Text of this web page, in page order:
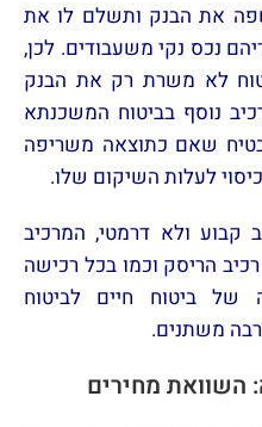
את הבנק ותשלם לו את
נכס נקי משעבודים. לכן,
לא משרת רק את הבנק
נוסף בביטוח המשכנתא
שאם כתוצאה משריפה
לעלות השיקום שלו.
קבוע ולא דרמטי, המרכיב
הריסק וכמו בכל רכישה
של ביטוח חיים לביטוח
משתנים.
השוואת מחירים